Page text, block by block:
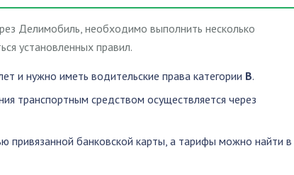
Делимобиль, необходимо выполнить несколько
установленных правил.
и нужно иметь водительские права категории B.
транспортным средством осуществляется через
привязанной банковской карты, а тарифы можно найти в